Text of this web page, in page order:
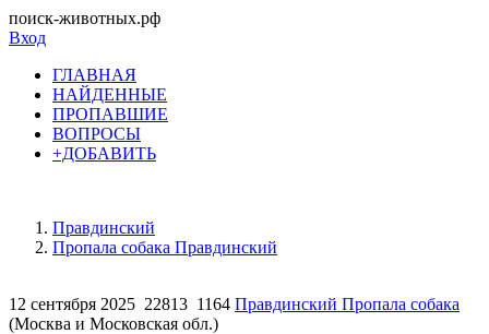
поиск-животных.рф
Вход
ГЛАВНАЯ
НАЙДЕННЫЕ
ПРОПАВШИЕ
ВОПРОСЫ
+ДОБАВИТЬ
Правдинский
Пропала собака Правдинский
12 сентября 2025 22813 1164 Правдинский Пропала собака
(Москва и Московская обл.)